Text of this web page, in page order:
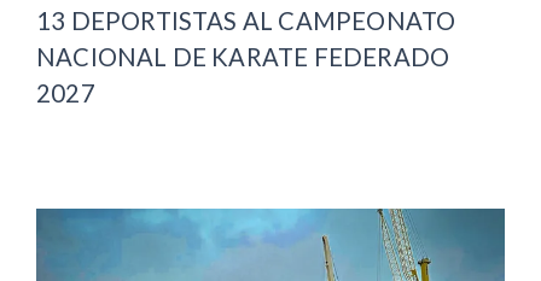
13 DEPORTISTAS AL CAMPEONATO
NACIONAL DE KARATE FEDERADO
2027